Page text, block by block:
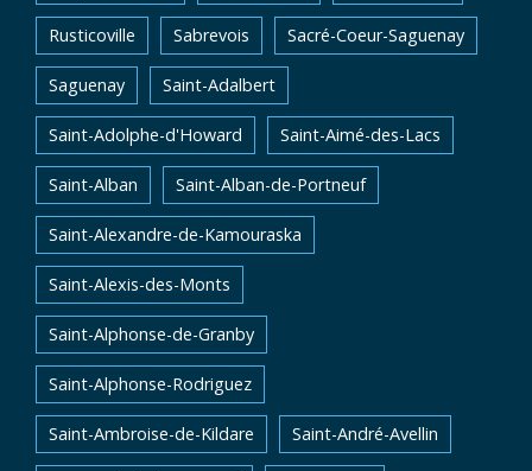
Rusticoville Sabrevois Sacré-Coeur-Saguenay
Saguenay Saint-Adalbert
Saint-Adolphe-d'Howard Saint-Aimé-des-Lacs
Saint-Alban Saint-Alban-de-Portneuf
Saint-Alexandre-de-Kamouraska
Saint-Alexis-des-Monts
Saint-Alphonse-de-Granby
Saint-Alphonse-Rodriguez
Saint-Ambroise-de-Kildare Saint-André-Avellin